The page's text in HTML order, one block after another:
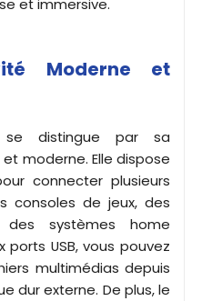
et immersive.
Moderne et
se distingue par sa
moderne. Elle dispose
connecter plusieurs
consoles de jeux, des
systèmes home
USB, vous pouvez
multimédias depuis
dur externe. De plus, le